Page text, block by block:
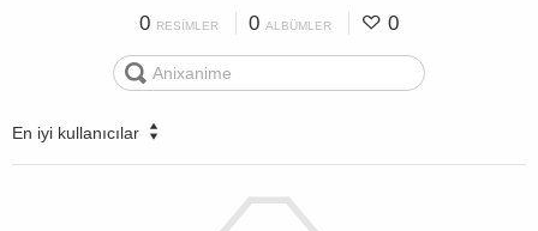
0 RESIMLER 0 ALBÜMLER 0
En iyi kullanıcılar